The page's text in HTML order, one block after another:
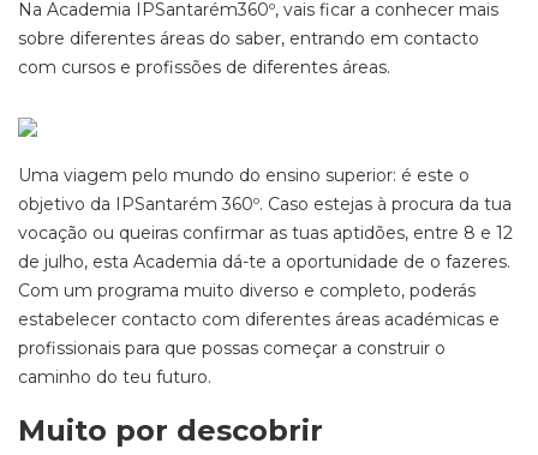
Na Academia IPSantarém360º, vais ficar a conhecer mais
sobre diferentes áreas do saber, entrando em contacto
com cursos e profissões de diferentes áreas.
Uma viagem pelo mundo do ensino superior: é este o
objetivo da IPSantarém 360º. Caso estejas à procura da tua
vocação ou queiras confirmar as tuas aptidões, entre 8 e 12
de julho, esta Academia dá-te a oportunidade de o fazeres.
Com um programa muito diverso e completo, poderás
estabelecer contacto com diferentes áreas académicas e
profissionais para que possas começar a construir o
caminho do teu futuro.
Muito por descobrir